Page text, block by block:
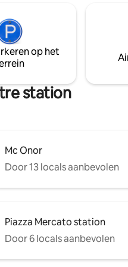
voor
Vervoer is
apotheken,
pizzeria 's,
op het
station
Mc Onor
Door 13 locals aanbevolen
Piazza Mercato station
Door 6 locals aanbevolen